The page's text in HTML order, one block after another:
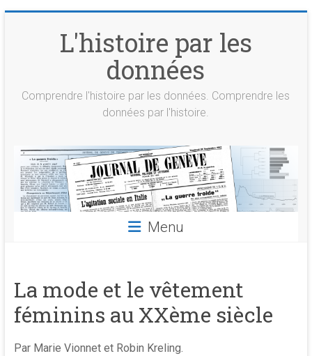
L'histoire par les
données
Comprendre l'histoire par les données. Comprendre les
données par l'histoire.
Menu
La mode et le vêtement
féminins au XXème siècle
Par Marie Vionnet et Robin Kreling.